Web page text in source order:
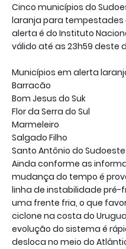
Cinco municípios do
laranja para tempestades
alerta é do Instituto
válido até as 23h59 deste
Municípios em alerta
Barracão
Bom Jesus do Suk
Flor da Serra do Sul
Marmeleiro
Salgado Filho
Santo Antônio do Sudoeste
Ainda conforme as
mudança do tempo é
linha de instabilidade
uma frente fria, o que
ciclone na costa do
evolução do sistema é
desloca no meio do